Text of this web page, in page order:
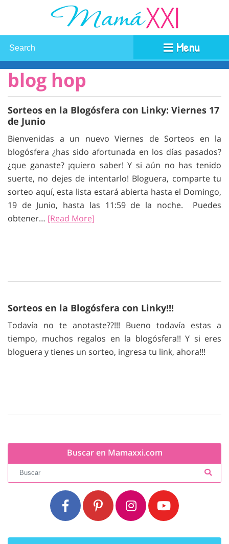
Menu
blog hop
Sorteos en la Blogósfera con Linky: Viernes 17
de Junio
Bienvenidas a un nuevo Viernes de Sorteos en la
blogósfera ¿has sido afortunada en los días pasados?
¿que ganaste? ¡quiero saber! Y si aún no has tenido
suerte, no dejes de intentarlo! Bloguera, comparte tu
sorteo aquí, esta lista estará abierta hasta el Domingo,
19 de Junio, hasta las 11:59 de la noche. Puedes
obtener… [Read More]
Sorteos en la Blogósfera con Linky!!!
Todavía no te anotaste??!!! Bueno todavía estas a
tiempo, muchos regalos en la blogósfera!! Y si eres
bloguera y tienes un sorteo, ingresa tu link, ahora!!!
Buscar en Mamaxxi.com